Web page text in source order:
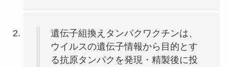
遺伝子組換えタンパクワクチンは、
ウイルスの遺伝子情報から目的とす
る抗原タンパクを発現・精製後に投